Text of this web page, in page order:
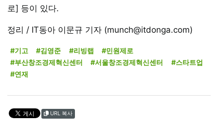
로] 등이 있다.
정리 / IT동아 이문규 기자 (munch@itdonga.com)
#기고 #김영준 #리빙랩
#민원제로
#부산창조경제혁신센터
#서울창조경제혁신센터
#스타트업
#연재
URL 복사